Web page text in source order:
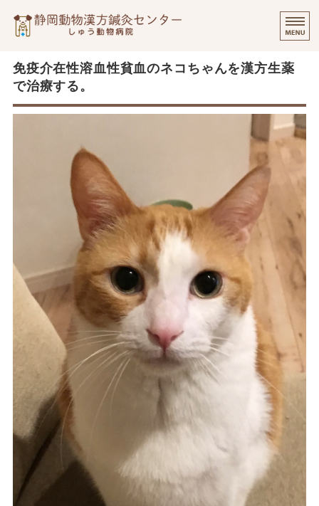
ご挨拶
個別出張診療について
オンラインでのご相談
免疫介在性溶血性貧血のネコちゃんを漢方生薬
で治療する。